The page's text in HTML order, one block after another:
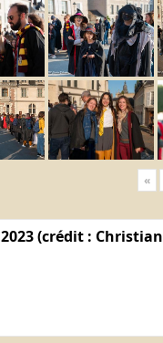
«
(crédit : Christian